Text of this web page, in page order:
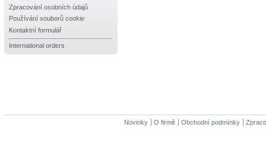
Zpracování osobních údajů
Používání souborů cookie
Kontaktní formulář
International orders
Novinky O firmě Obchodní podmínky